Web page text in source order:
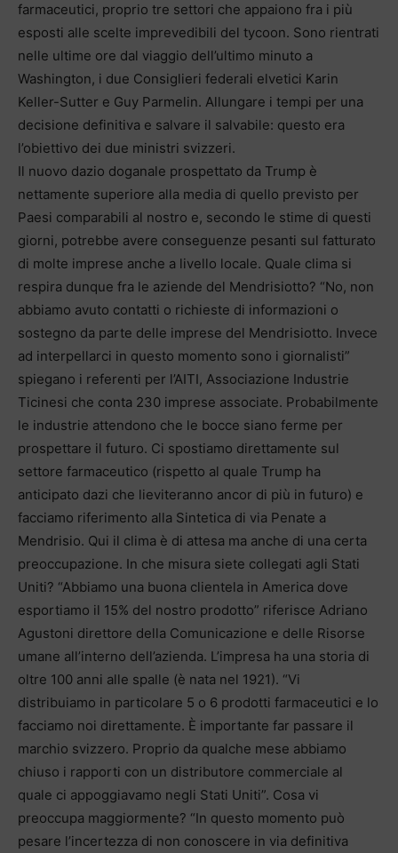
farmaceutici, proprio tre settori che appaiono fra i più
esposti alle scelte imprevedibili del tycoon. Sono rientrati
nelle ultime ore dal viaggio dell’ultimo minuto a
Washington, i due Consiglieri federali elvetici Karin
Keller-Sutter e Guy Parmelin. Allungare i tempi per una
decisione definitiva e salvare il salvabile: questo era
l’obiettivo dei due ministri svizzeri.
Il nuovo dazio doganale prospettato da Trump è
nettamente superiore alla media di quello previsto per
Paesi comparabili al nostro e, secondo le stime di questi
giorni, potrebbe avere conseguenze pesanti sul fatturato
di molte imprese anche a livello locale. Quale clima si
respira dunque fra le aziende del Mendrisiotto? “No, non
abbiamo avuto contatti o richieste di informazioni o
sostegno da parte delle imprese del Mendrisiotto. Invece
ad interpellarci in questo momento sono i giornalisti”
spiegano i referenti per l’AITI, Associazione Industrie
Ticinesi che conta 230 imprese associate. Probabilmente
le industrie attendono che le bocce siano ferme per
prospettare il futuro. Ci spostiamo direttamente sul
settore farmaceutico (rispetto al quale Trump ha
anticipato dazi che lieviteranno ancor di più in futuro) e
facciamo riferimento alla Sintetica di via Penate a
Mendrisio. Qui il clima è di attesa ma anche di una certa
preoccupazione. In che misura siete collegati agli Stati
Uniti? “Abbiamo una buona clientela in America dove
esportiamo il 15% del nostro prodotto” riferisce Adriano
Agustoni direttore della Comunicazione e delle Risorse
umane all’interno dell’azienda. L’impresa ha una storia di
oltre 100 anni alle spalle (è nata nel 1921). “Vi
distribuiamo in particolare 5 o 6 prodotti farmaceutici e lo
facciamo noi direttamente. È importante far passare il
marchio svizzero. Proprio da qualche mese abbiamo
chiuso i rapporti con un distributore commerciale al
quale ci appoggiavamo negli Stati Uniti”. Cosa vi
preoccupa maggiormente? “In questo momento può
pesare l’incertezza di non conoscere in via definitiva